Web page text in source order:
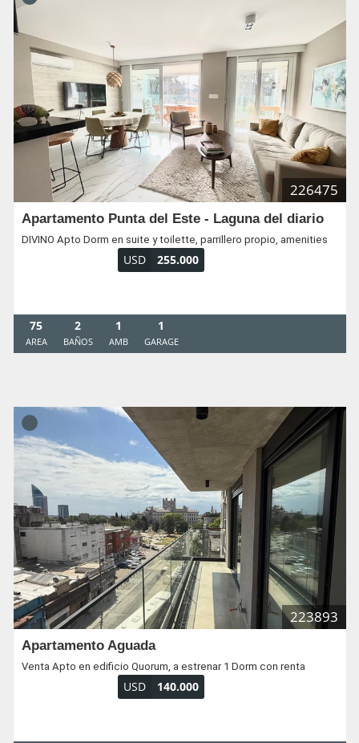
226475
Apartamento Punta del Este - Laguna del diario
DIVINO Apto Dorm en suite y toilette, parrillero propio, amenities
USD 255.000
75
AREA
2
BAÑOS
1
AMB
1
GARAGE
223893
Apartamento Aguada
Venta Apto en edificio Quorum, a estrenar 1 Dorm con renta
USD 140.000